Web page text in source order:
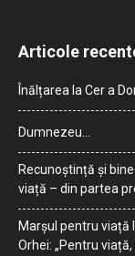
Articole
Înălțarea la Cer a
Dumnezeu…
Recunoștință și
viață – din partea
Marșul pentru viață
Orhei: „Pentru